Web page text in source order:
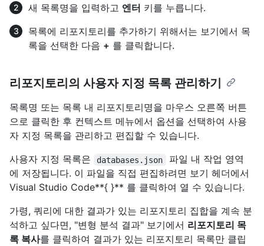
새 목록명을 입력하고 엔터 키를 누릅니다.
목록에 리포지토리를 추가하기 위해서는 보기에서 목
록을 선택한 다음 + 를 클릭합니다.
리포지토리의 사용자 지정 목록 관리하기
목록명 또는 목록 내 리포지토리명을 마우스 오른쪽 버튼
으로 클릭한 후 컨텍스트 메뉴에서 옵션을 선택하여 사용
자 지정 목록을 관리하고 편집할 수 있습니다.
사용자 지정 목록은
databases.json
파일 내 작업 영역
에 저장됩니다. 이 파일을 직접 편집하려면 보기 헤더에서
Visual Studio Code**{ }** 를 클릭하여 열 수 있습니다.
가령, 쿼리에 대한 결과가 있는 리포지토리 집합을 계속 분
석하고 싶다면, "변형 분석 결과" 보기에서 리포지토리 목
록 복사를 클릭하여 결과가 있는 리포지토리 목록만 클립